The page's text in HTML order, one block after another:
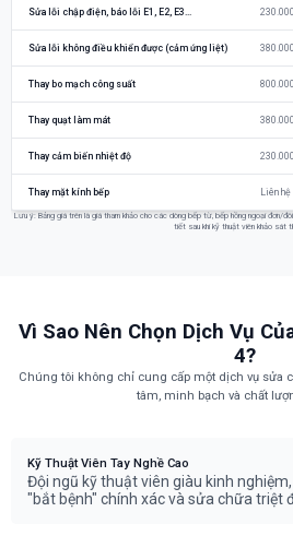
Sửa lỗi chập điện, báo lỗi E1, E2, E3...
Sửa lỗi không điều khiển được (cảm ứng liệt)
Thay bo mạch công suất
Thay quạt làm mát
Thay cảm biến nhiệt độ
Thay mặt kính bếp Liên hệ
Lưu ý: Bảng giá trên là giá tham khảo cho các dòng bếp từ, bếp hồng ngoại đơn/
tiết sau khi kỹ thuật viên khảo sát
Vì Sao Nên Chọn Dịch Vụ
4?
Chúng tôi không chỉ cung cấp một dịch vụ sửa
tâm, minh bạch và chất
Kỹ Thuật Viên Tay Nghề Cao
Đội ngũ kỹ thuật viên giàu kinh
"bắt bệnh" chính xác và sửa chữa triệt